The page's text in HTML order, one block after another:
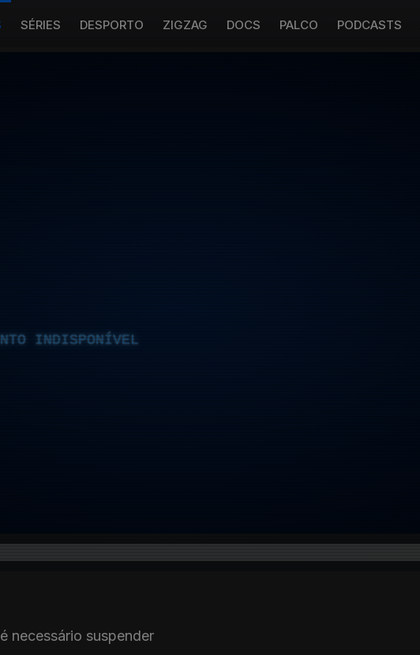
SÉRIES DESPORTO ZIGZAG DOCS PALCO PODCASTS
INDISPONÍVEL
necessário suspender